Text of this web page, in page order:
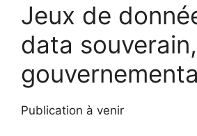
Jeux de
data souverain,
Publication à venir